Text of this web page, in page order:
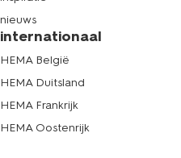
nieuws
internationaal
HEMA België
HEMA Duitsland
HEMA Frankrijk
HEMA Oostenrijk